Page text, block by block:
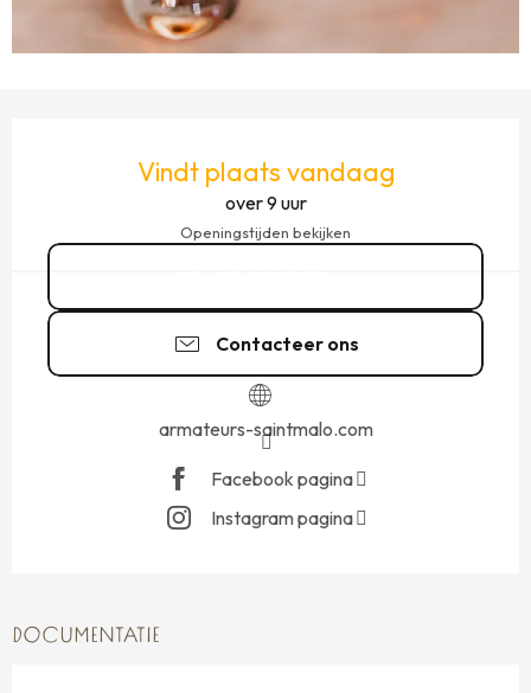
Vindt plaats vandaag
over 9 uur
Openingstijden bekijken
Contacteer ons
armateurs-saintmalo.com
Facebook pagina
Instagram pagina
DOCUMENTATIE